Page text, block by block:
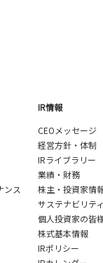
ンス
IR情報
CEOメッセージ
経営方針・体制
IRライブラリー
業績・財務
株主・投資家情
サステナビリティ
個人投資家の皆
株式基本情報
IRポリシー